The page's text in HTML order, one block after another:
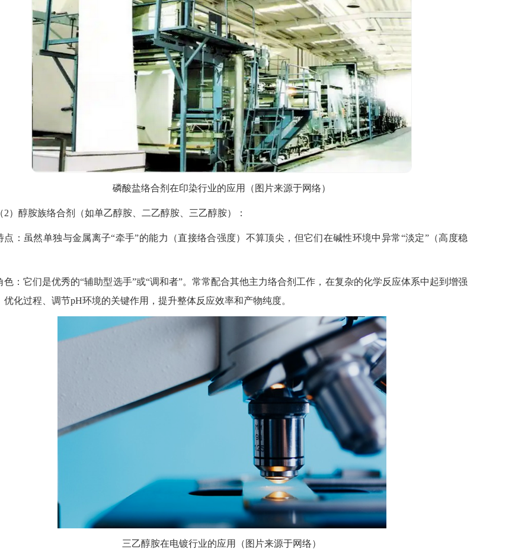
磷酸盐络合剂在印染行业的应用（图片来源于网络）
2）醇胺族络合剂（如单乙醇胺、二乙醇胺、三乙醇胺）：
点：虽然单独与金属离子“牵手”的能力（直接络合强度）不算顶尖，但它们在碱性环境中异常“淡定”（高度稳
色：它们是优秀的“辅助型选手”或“调和者”。常常配合其他主力络合剂工作，在复杂的化学反应体系中起到增强
优化过程、调节pH环境的关键作用，提升整体反应效率和产物纯度。
三乙醇胺在电镀行业的应用（图片来源于网络）